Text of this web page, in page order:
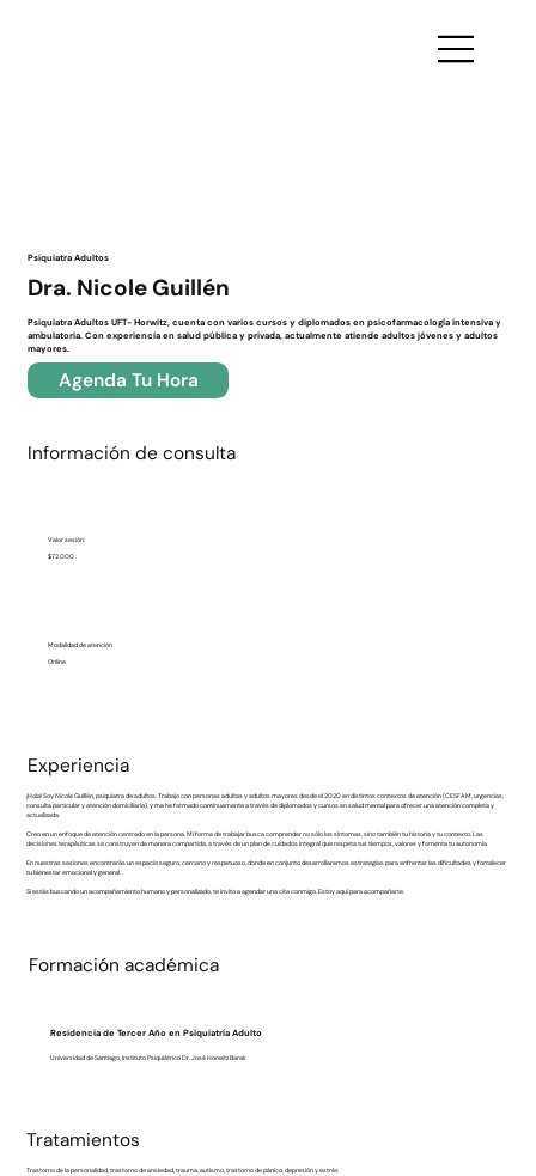
Psiquiatra Adultos
Dra. Nicole Guillén
Psiquiatra Adultos UFT- Horwitz, cuenta con varios cursos y diplomados en psicofarmacología intensiva y
ambulatoria. Con experiencia en salud pública y privada, actualmente atiende adultos jóvenes y adultos
mayores.
Agenda Tu Hora
Información de consulta
Valor sesión:
$72.000
Modalidad de atención
Online
Experiencia
¡Hola! Soy Nicole Guillén, psiquiatra de adultos. Trabajo con personas adultas y adultos mayores desde el 2020 en distintos contextos de atención (CESFAM, urgencias,
consulta particular y atención domiciliaria), y me he formado continuamente a través de diplomados y cursos en salud mental para ofrecer una atención completa y
actualizada.
Creo en un enfoque de atención centrado en la persona. Mi forma de trabajar busca comprender no sólo los síntomas, sino también tu historia y tu contexto. Las
decisiones terapéuticas se construyen de manera compartida, a través de un plan de cuidados integral que respeta tus tiempos, valores y fomenta tu autonomía.
En nuestras sesiones encontrarás un espacio seguro, cercano y respetuoso, donde en conjunto desarrollaremos estrategias para enfrentar las dificultades y fortalecer
tu bienestar emocional y general.
Si estás buscando un acompañamiento humano y personalizado, te invito a agendar una cita conmigo. Estoy aquí para acompañarte.
Formación académica
Residencia de Tercer Año en Psiquiatría Adulto
Universidad de Santiago, Instituto Psiquiátrico Dr. José Horwitz Barak
Tratamientos
Trastorno de la personalidad, trastorno de ansiedad, trauma, autismo, trastorno de pánico, depresión y estrés